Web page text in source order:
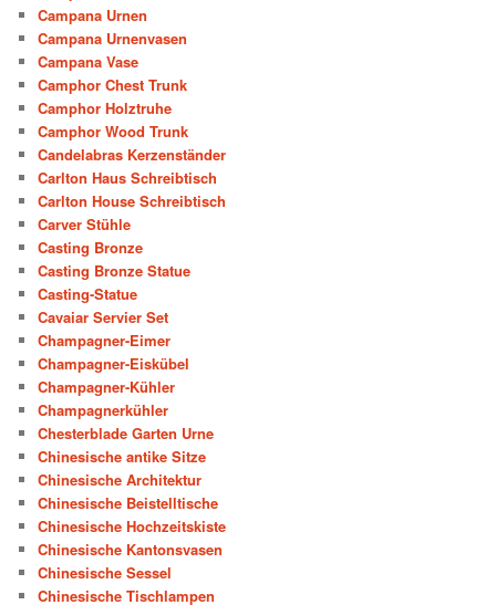
Campana Urnen
Campana Urnenvasen
Campana Vase
Camphor Chest Trunk
Camphor Holztruhe
Camphor Wood Trunk
Candelabras Kerzenständer
Carlton Haus Schreibtisch
Carlton House Schreibtisch
Carver Stühle
Casting Bronze
Casting Bronze Statue
Casting-Statue
Cavaiar Servier Set
Champagner-Eimer
Champagner-Eiskübel
Champagner-Kühler
Champagnerkühler
Chesterblade Garten Urne
Chinesische antike Sitze
Chinesische Architektur
Chinesische Beistelltische
Chinesische Hochzeitskiste
Chinesische Kantonsvasen
Chinesische Sessel
Chinesische Tischlampen